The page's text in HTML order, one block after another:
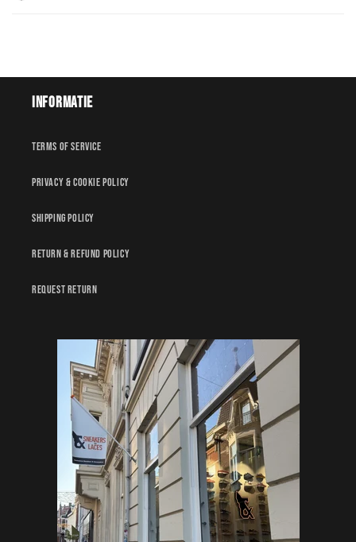
Informatie
Terms of service
Privacy & Cookie policy
Shipping policy
Return & Refund policy
Request Return